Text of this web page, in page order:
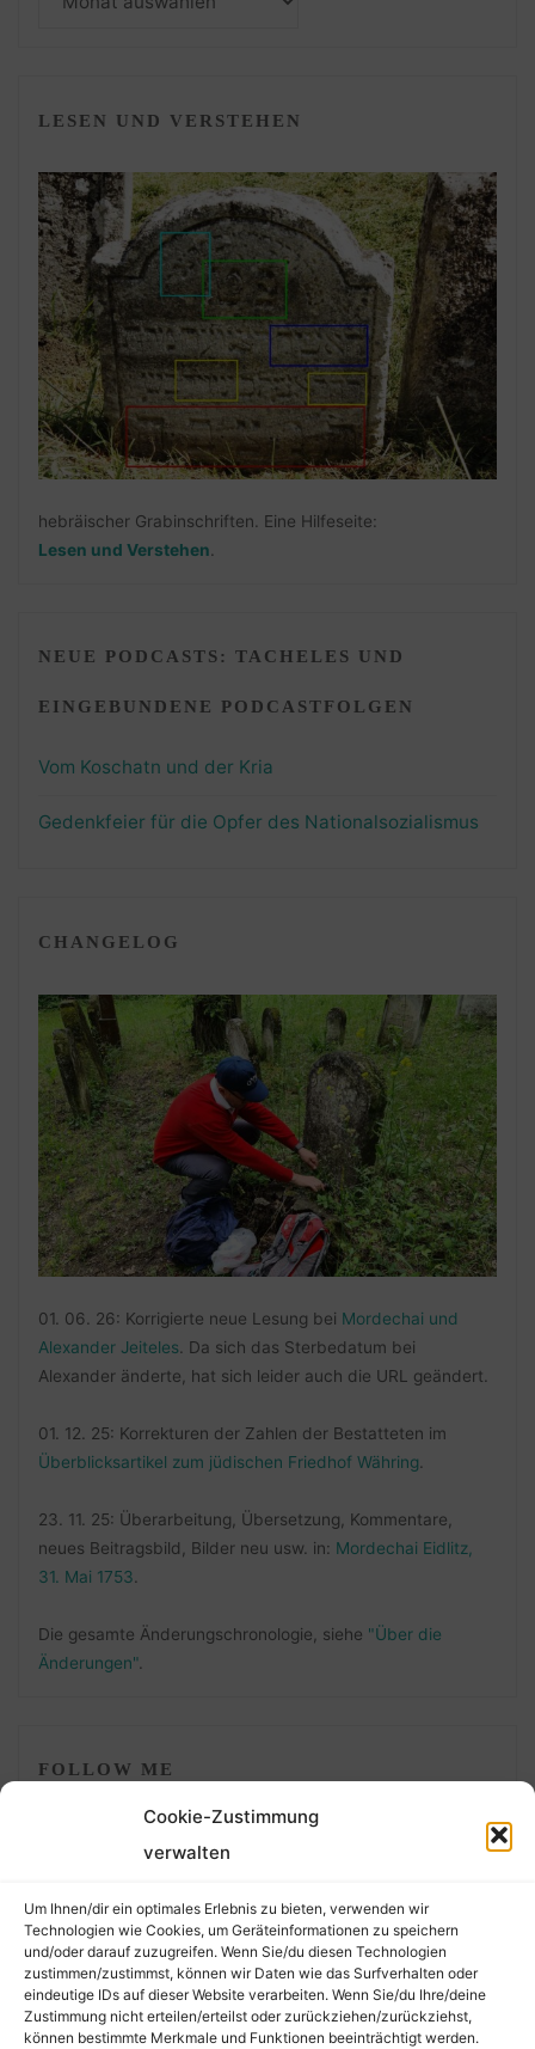
Cookie-Zustimmung
verwalten
Um Ihnen/dir ein optimales Erlebnis zu bieten, verwenden wir
Technologien wie Cookies, um Geräteinformationen zu speichern
und/oder darauf zuzugreifen. Wenn Sie/du diesen Technologien
zustimmen/zustimmst, können wir Daten wie das Surfverhalten oder
eindeutige IDs auf dieser Website verarbeiten. Wenn Sie/du Ihre/deine
Zustimmung nicht erteilen/erteilst oder zurückziehen/zurückziehst,
können bestimmte Merkmale und Funktionen beeinträchtigt werden.
LESEN UND VERSTEHEN
hebräischer Grabinschriften. Eine Hilfeseite:
Lesen und Verstehen.
NEUE PODCASTS: TACHELES UND
EINGEBUNDENE PODCASTFOLGEN
Vom Koschatn und der Kria
Gedenkfeier für die Opfer des Nationalsozialismus
CHANGELOG
01. 06. 26: Korrigierte neue Lesung bei Mordechai und
Alexander Jeiteles. Da sich das Sterbedatum bei
Alexander änderte, hat sich leider auch die URL geändert.
01. 12. 25: Korrekturen der Zahlen der Bestatteten im
Überblicksartikel zum jüdischen Friedhof Währing.
23. 11. 25: Überarbeitung, Übersetzung, Kommentare,
neues Beitragsbild, Bilder neu usw. in: Mordechai Eidlitz,
31. Mai 1753.
Die gesamte Änderungschronologie, siehe "Über die
Änderungen".
FOLLOW ME
©2026 Der Transkribierer